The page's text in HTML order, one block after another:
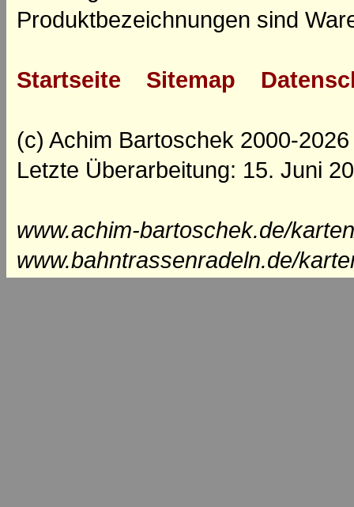
Produktbezeichnungen sind
Startseite Sitemap
(c) Achim Bartoschek 2000-2026
Letzte Überarbeitung: 15. Juni
www.achim-bartoschek.de/
www.bahntrassenradeln.de/